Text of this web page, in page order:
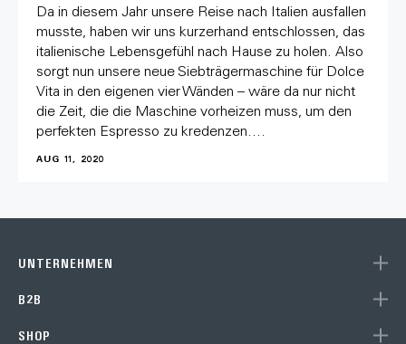
Da in diesem Jahr unsere Reise nach Italien ausfallen
musste, haben wir uns kurzerhand entschlossen, das
italienische Lebensgefühl nach Hause zu holen. Also
sorgt nun unsere neue Siebträgermaschine für Dolce
Vita in den eigenen vier Wänden – wäre da nur nicht
die Zeit, die die Maschine vorheizen muss, um den
perfekten Espresso zu kredenzen....
AUG 11, 2020
UNTERNEHMEN
B2B
SHOP